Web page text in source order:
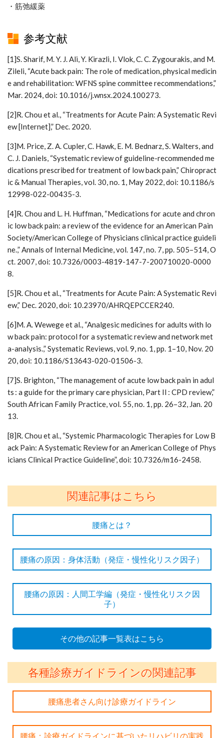
・筋弛緩薬
参考文献
[1]S. Sharif, M. Y. J. Ali, Y. Kirazli, I. Vlok, C. C. Zygourakis, and M.
Zileli, “Acute back pain: The role of medication, physical medicin
e and rehabilitation: WFNS spine committee recommendations,”
Mar. 2024, doi: 10.1016/j.wnsx.2024.100273.
[2]R. Chou et al., “Treatments for Acute Pain: A Systematic Revi
ew [Internet],” Dec. 2020.
[3]M. Price, Z. A. Cupler, C. Hawk, E. M. Bednarz, S. Walters, and
C. J. Daniels, “Systematic review of guideline-recommended me
dications prescribed for treatment of low back pain,” Chiropract
ic & Manual Therapies, vol. 30, no. 1, May 2022, doi: 10.1186/s
12998-022-00435-3.
[4]R. Chou and L. H. Huffman, “Medications for acute and chron
ic low back pain: a review of the evidence for an American Pain
Society/American College of Physicians clinical practice guideli
ne.,” Annals of Internal Medicine, vol. 147, no. 7, pp. 505–514, O
ct. 2007, doi: 10.7326/0003-4819-147-7-200710020-0000
8.
[5]R. Chou et al., “Treatments for Acute Pain: A Systematic Revi
ew,” Dec. 2020, doi: 10.23970/AHRQEPCCER240.
[6]M. A. Wewege et al., “Analgesic medicines for adults with lo
w back pain: protocol for a systematic review and network met
a-analysis.,” Systematic Reviews, vol. 9, no. 1, pp. 1–10, Nov. 20
20, doi: 10.1186/S13643-020-01506-3.
[7]S. Brighton, “The management of acute low back pain in adul
ts : a guide for the primary care physician, Part II : CPD review,”
South African Family Practice, vol. 55, no. 1, pp. 26–32, Jan. 20
13.
[8]R. Chou et al., “Systemic Pharmacologic Therapies for Low B
ack Pain: A Systematic Review for an American College of Phys
icians Clinical Practice Guideline”, doi: 10.7326/m16-2458.
関連記事はこちら
腰痛とは？
腰痛の原因：身体活動（発症・慢性化リスク因子）
腰痛の原因：人間工学編（発症・慢性化リスク因
子）
その他の記事一覧表はこちら
各種診療ガイドラインの関連記事
腰痛患者さん向け診療ガイドライン
腰痛：診療ガイドラインに基づいたリハビリの実践